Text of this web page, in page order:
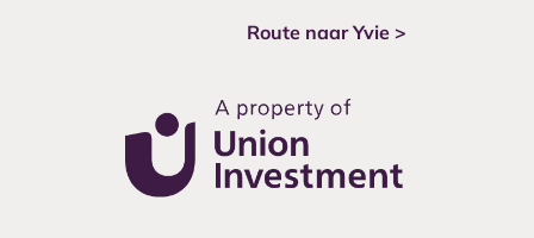
Route naar Yvie >